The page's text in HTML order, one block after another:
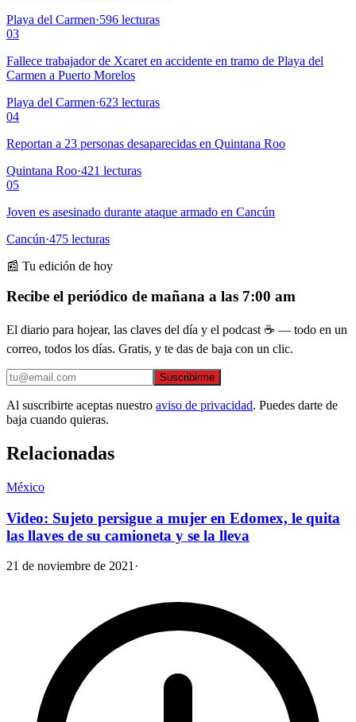
Playa del Carmen·596 lecturas
03
Fallece trabajador de Xcaret en accidente en tramo de Playa del
Carmen a Puerto Morelos
Playa del Carmen·623 lecturas
04
Reportan a 23 personas desaparecidas en Quintana Roo
Quintana Roo·421 lecturas
05
Joven es asesinado durante ataque armado en Cancún
Cancún·475 lecturas
📰 Tu edición de hoy
Recibe el periódico de mañana a las 7:00 am
El diario para hojear, las claves del día y el podcast ☕ — todo en un
correo, todos los días. Gratis, y te das de baja con un clic.
Suscribirme
Al suscribirte aceptas nuestro aviso de privacidad. Puedes darte de
baja cuando quieras.
Relacionadas
México
Video: Sujeto persigue a mujer en Edomex, le quita
las llaves de su camioneta y se la lleva
21 de noviembre de 2021 ·